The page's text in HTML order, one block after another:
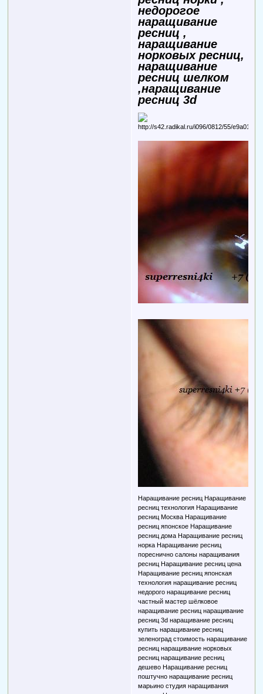
недорогое
наращивание
ресниц ,
наращивание
норковых ресниц,
наращивание
ресниц шелком
,наращивание
ресниц 3d
Наращивание ресниц Наращивание
ресниц технология Наращивание
ресниц Москва Наращивание
ресниц японское Наращивание
ресниц дома Наращивание ресниц
норка Наращивание ресниц
пореснично салоны наращивания
ресниц Наращивание ресниц цена
Наращивание ресниц японская
технология наращивание ресниц
недорого наращивание ресниц
частный мастер шёлковое
наращивание ресниц наращивание
ресниц 3d наращивание ресниц
купить наращивание ресниц
зеленоград стоимость наращивание
ресниц наращивание норковых
ресниц наращивание ресниц
дешево Наращивание ресниц
поштучно наращивание ресниц
марьино студия наращивания